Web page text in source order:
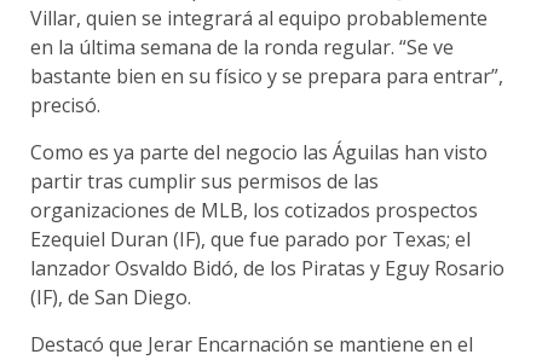
Villar, quien se integrará al equipo probablemente
en la última semana de la ronda regular. “Se ve
bastante bien en su físico y se prepara para entrar”,
precisó.
Como es ya parte del negocio las Águilas han visto
partir tras cumplir sus permisos de las
organizaciones de MLB, los cotizados prospectos
Ezequiel Duran (IF), que fue parado por Texas; el
lanzador Osvaldo Bidó, de los Piratas y Eguy Rosario
(IF), de San Diego.
Destacó que Jerar Encarnación se mantiene en el